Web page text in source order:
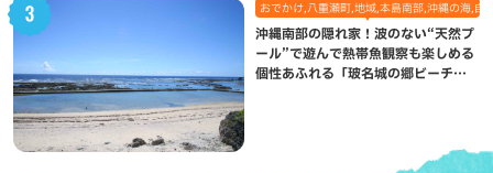
おでかけ,八重瀬町,地域,本島南部,沖縄の海,自
沖縄南部の隠れ家！波のない“天然プ
ール”で遊んで熱帯魚観察も楽しめる
個性あふれる「玻名城の郷ビーチ」